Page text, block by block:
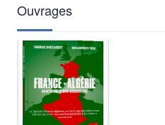
Ouvrages